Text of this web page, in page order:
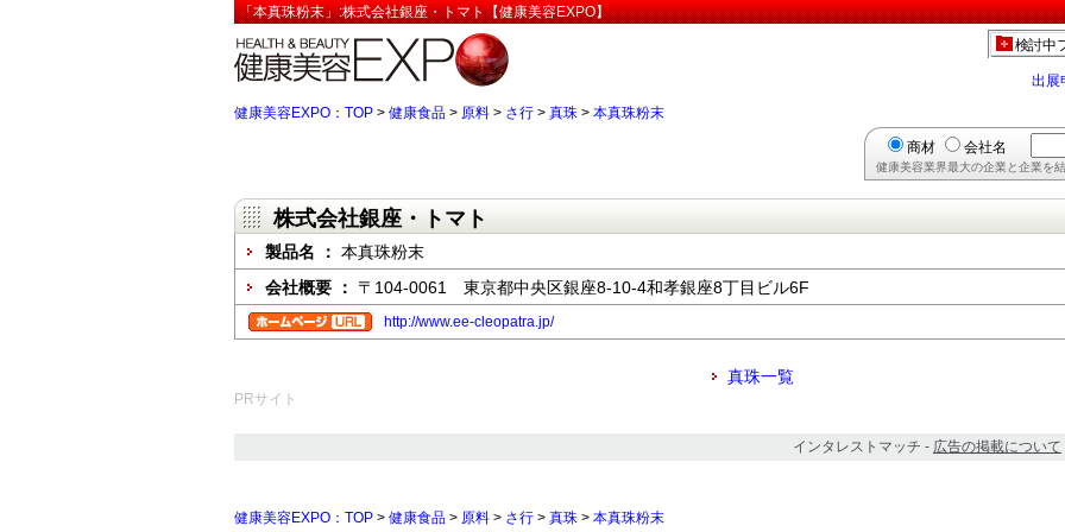
「本真珠粉末」:株式会社銀座・トマト【健康美容EXPO】
検討中
出展
健康美容EXPO：TOP > 健康食品 > 原料 > さ行 > 真珠 > 本真珠粉末
商材 会社名
健康美容業界最大の企業と企業を
株式会社銀座・トマト
製品名 ： 本真珠粉末
会社概要 ： 〒104-0061 東京都中央区銀座8-10-4和孝銀座8丁目ビル6F
http://www.ee-cleopatra.jp/
真珠一覧
PRサイト
インタレストマッチ - 広告の掲載について
健康美容EXPO：TOP > 健康食品 > 原料 > さ行 > 真珠 > 本真珠粉末